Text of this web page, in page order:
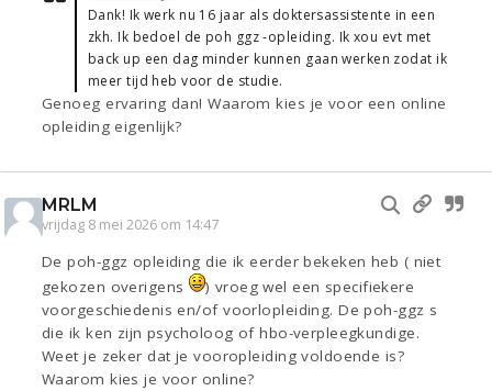
Dank! Ik werk nu 16 jaar als doktersassistente in een
zkh. Ik bedoel de poh ggz -opleiding. Ik xou evt met
back up een dag minder kunnen gaan werken zodat ik
meer tijd heb voor de studie.
Genoeg ervaring dan! Waarom kies je voor een online
opleiding eigenlijk?
MRLM
vrijdag 8 mei 2026 om 14:47
De poh-ggz opleiding die ik eerder bekeken heb ( niet
gekozen overigens
) vroeg wel een specifiekere
voorgeschiedenis en/of voorlopleiding. De poh-ggz s
die ik ken zijn psycholoog of hbo-verpleegkundige.
Weet je zeker dat je vooropleiding voldoende is?
Waarom kies je voor online?